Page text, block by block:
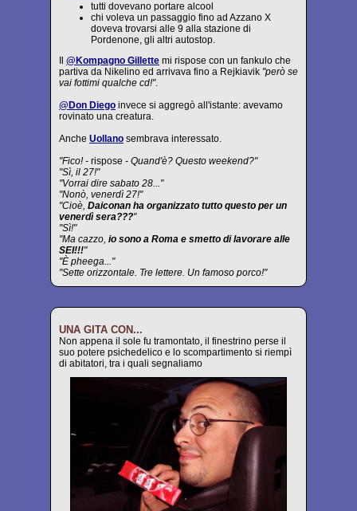
tutti dovevano portare alcool
chi voleva un passaggio fino ad Azzano X
doveva trovarsi alle 9 alla stazione di
Pordenone, gli altri autostop.
@Kompagno Gillette mi rispose con un fankulo che
partiva da Nikelino ed arrivava fino a Rejkiavik "però se
vai fottimi qualche cd!".
@Don Diego invece si aggregò all'istante: avevamo
rovinato una creatura.
Anche Uollano sembrava interessato.
"Fico! - rispose - Quand'è? Questo weekend?"
"Sì, il 27!"
"Vorrai dire sabato 28..."
"Nonò, venerdì 27!"
"Cioè, Daiconan ha organizzato tutto questo per un
venerdì sera???"
"Sì!"
"Ma cazzo, io sono a Roma e smetto di lavorare alle
SEI!!!"
"È pheega..."
"Sette orizzontale. Tre lettere. Un famoso porco!"
UNA GITA CON...
Non appena il sole fu tramontato, il finestrino perse il
suo potere psichedelico e lo scompartimento si riempì
di abitatori, tra i quali segnaliamo